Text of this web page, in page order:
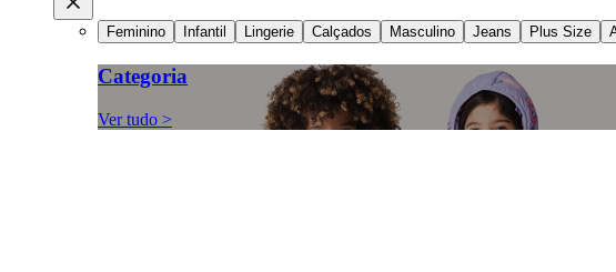
Feminino Infantil Lingerie Calçados Masculino Jeans Plus Size
Categoria
Ver tudo >